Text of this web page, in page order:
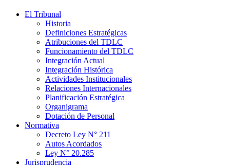
El Tribunal
Historia
Definiciones Estratégicas
Atribuciones del TDLC
Funcionamiento del TDLC
Integración Actual
Integración Histórica
Actividades Institucionales
Relaciones Internacionales
Planificación Estratégica
Organigrama
Dotación de Personal
Normativa
Decreto Ley N° 211
Autos Acordados
Ley N° 20.285
Jurisprudencia